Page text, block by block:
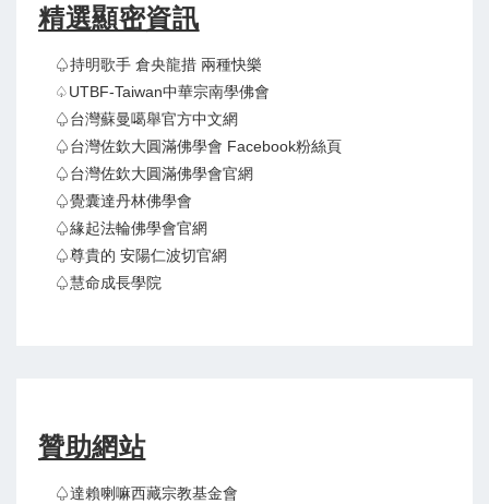
精選顯密資訊
♤持明歌手 倉央龍措 兩種快樂
♤UTBF-Taiwan中華宗南學佛會
♤台灣蘇曼噶舉官方中文網
♤台灣佐欽大圓滿佛學會 Facebook粉絲頁
♤台灣佐欽大圓滿佛學會官網
♤覺囊達丹林佛學會
♤緣起法輪佛學會官網
♤尊貴的 安陽仁波切官網
♤慧命成長學院
贊助網站
♤達賴喇嘛西藏宗教基金會